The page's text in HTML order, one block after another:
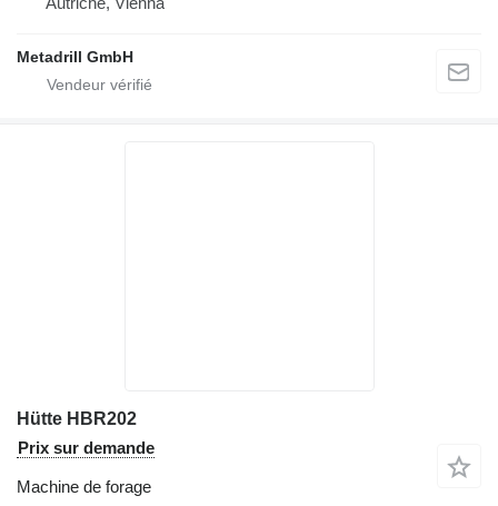
Metadrill GmbH
Hütte HBR202
Prix sur demande
Machine de forage